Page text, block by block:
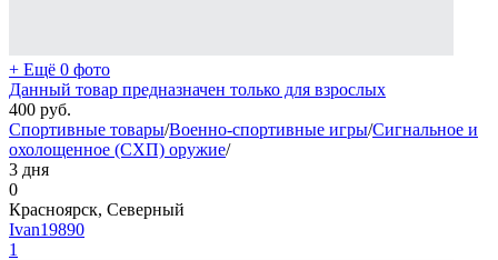
+ Ещё 0 фото
Данный товар предназначен только для взрослых
400 руб.
Спортивные товары/Военно-спортивные игры/Сигнальное и
охолощенное (СХП) оружие/
3 дня
0
Красноярск, Северный
Ivan19890
1